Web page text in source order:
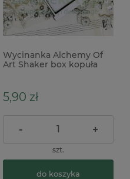
Wycinanka Alchemy Of
Art Shaker box kopuła
5,90 zł
- +
szt.
do koszyka